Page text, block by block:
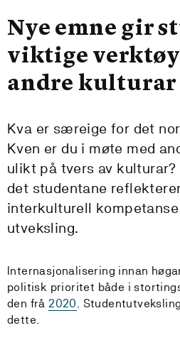
Nye emne gir
viktige verktøy
andre kulturar
Kva er særeige for det
Kven er du i møte med
ulikt på tvers av kulturar?
det studentane
interkulturell
utveksling.
Internasjonalisering innan
politisk prioritet både i
den frå 2020 .
dette.